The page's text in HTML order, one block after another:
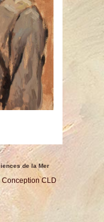
de la Mer
Conception CLD